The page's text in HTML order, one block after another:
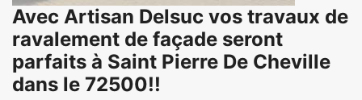
Avec Artisan Delsuc vos travaux de
ravalement de façade seront
parfaits à Saint Pierre De Cheville
dans le 72500!!